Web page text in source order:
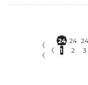
〈
〈
〈
24
1
24
2
24
3